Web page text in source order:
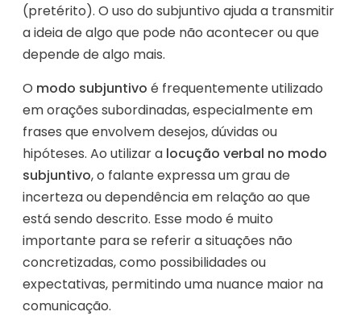
(pretérito). O uso do subjuntivo ajuda a transmitir
a ideia de algo que pode não acontecer ou que
depende de algo mais.
O modo subjuntivo é frequentemente utilizado
em orações subordinadas, especialmente em
frases que envolvem desejos, dúvidas ou
hipóteses. Ao utilizar a locução verbal no modo
subjuntivo, o falante expressa um grau de
incerteza ou dependência em relação ao que
está sendo descrito. Esse modo é muito
importante para se referir a situações não
concretizadas, como possibilidades ou
expectativas, permitindo uma nuance maior na
comunicação.